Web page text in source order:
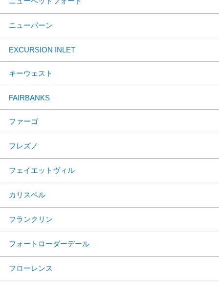
ニューバーン
EXCURSION INLET
キーウェスト
FAIRBANKS
ファーゴ
フレズノ
フェイエットヴィル
カリスペル
フランクリン
フォートローダーデール
フローレンス